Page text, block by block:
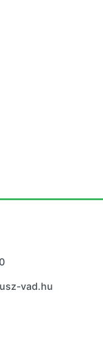
vad.hu